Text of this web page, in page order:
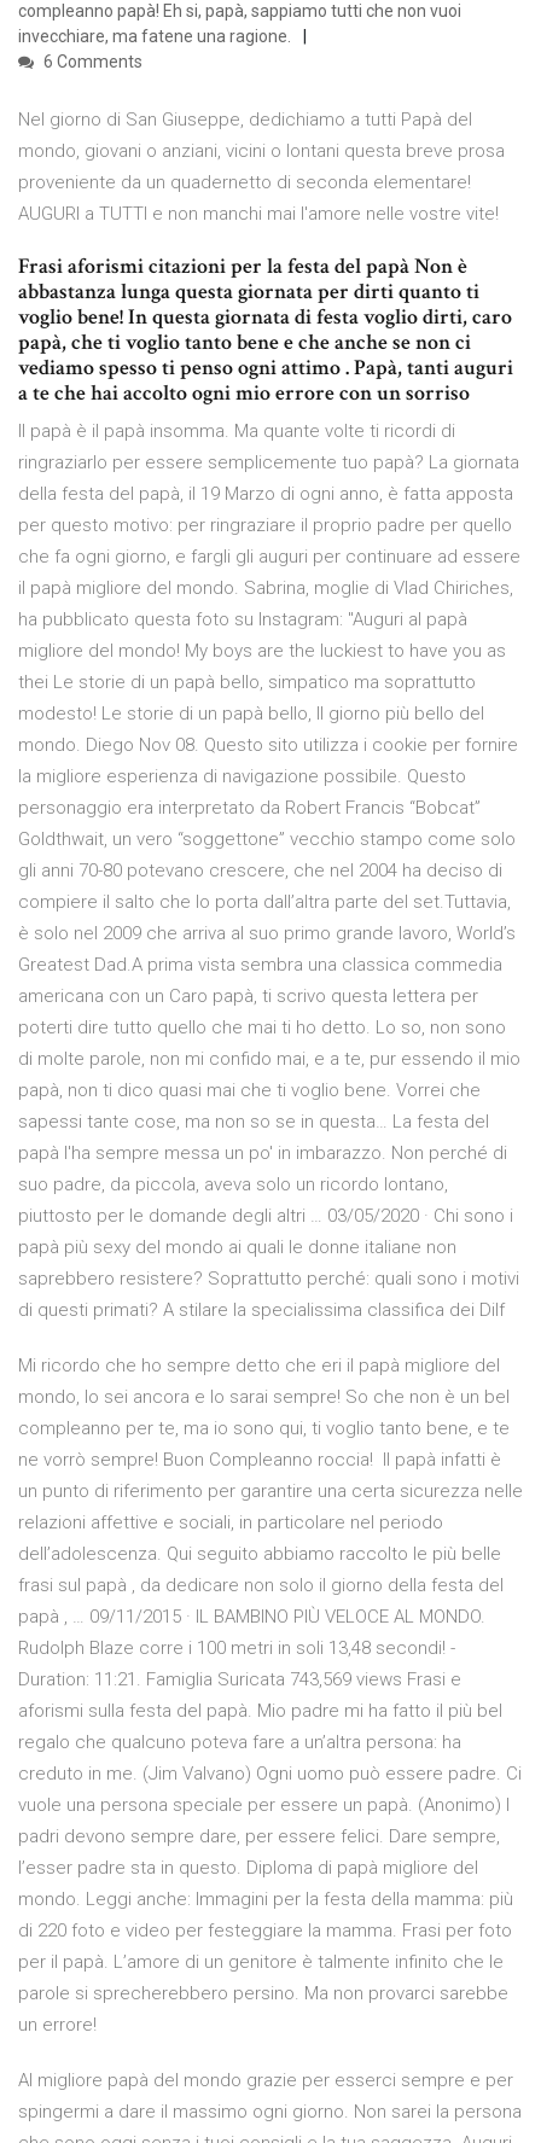
compleanno papà! Eh si, papà, sappiamo tutti che non vuoi
invecchiare, ma fatene una ragione.
6 Comments
Nel giorno di San Giuseppe, dedichiamo a tutti Papà del
mondo, giovani o anziani, vicini o lontani questa breve prosa
proveniente da un quadernetto di seconda elementare!
AUGURI a TUTTI e non manchi mai l'amore nelle vostre vite!
Frasi aforismi citazioni per la festa del papà Non è
abbastanza lunga questa giornata per dirti quanto ti
voglio bene! In questa giornata di festa voglio dirti, caro
papà, che ti voglio tanto bene e che anche se non ci
vediamo spesso ti penso ogni attimo . Papà, tanti auguri
a te che hai accolto ogni mio errore con un sorriso
Il papà è il papà insomma. Ma quante volte ti ricordi di
ringraziarlo per essere semplicemente tuo papà? La giornata
della festa del papà, il 19 Marzo di ogni anno, è fatta apposta
per questo motivo: per ringraziare il proprio padre per quello
che fa ogni giorno, e fargli gli auguri per continuare ad essere
il papà migliore del mondo. Sabrina, moglie di Vlad Chiriches,
ha pubblicato questa foto su Instagram: "Auguri al papà
migliore del mondo! My boys are the luckiest to have you as
thei Le storie di un papà bello, simpatico ma soprattutto
modesto! Le storie di un papà bello, Il giorno più bello del
mondo. Diego Nov 08. Questo sito utilizza i cookie per fornire
la migliore esperienza di navigazione possibile. Questo
personaggio era interpretato da Robert Francis “Bobcat”
Goldthwait, un vero “soggettone” vecchio stampo come solo
gli anni 70-80 potevano crescere, che nel 2004 ha deciso di
compiere il salto che lo porta dall’altra parte del set.Tuttavia,
è solo nel 2009 che arriva al suo primo grande lavoro, World’s
Greatest Dad.A prima vista sembra una classica commedia
americana con un Caro papà, ti scrivo questa lettera per
poterti dire tutto quello che mai ti ho detto. Lo so, non sono
di molte parole, non mi confido mai, e a te, pur essendo il mio
papà, non ti dico quasi mai che ti voglio bene. Vorrei che
sapessi tante cose, ma non so se in questa… La festa del
papà l'ha sempre messa un po' in imbarazzo. Non perché di
suo padre, da piccola, aveva solo un ricordo lontano,
piuttosto per le domande degli altri … 03/05/2020 · Chi sono i
papà più sexy del mondo ai quali le donne italiane non
saprebbero resistere? Soprattutto perché: quali sono i motivi
di questi primati? A stilare la specialissima classifica dei Dilf
Mi ricordo che ho sempre detto che eri il papà migliore del
mondo, lo sei ancora e lo sarai sempre! So che non è un bel
compleanno per te, ma io sono qui, ti voglio tanto bene, e te
ne vorrò sempre! Buon Compleanno roccia! ️ Il papà infatti è
un punto di riferimento per garantire una certa sicurezza nelle
relazioni affettive e sociali, in particolare nel periodo
dell’adolescenza. Qui seguito abbiamo raccolto le più belle
frasi sul papà , da dedicare non solo il giorno della festa del
papà , … 09/11/2015 · IL BAMBINO PIÙ VELOCE AL MONDO.
Rudolph Blaze corre i 100 metri in soli 13,48 secondi! -
Duration: 11:21. Famiglia Suricata 743,569 views Frasi e
aforismi sulla festa del papà. Mio padre mi ha fatto il più bel
regalo che qualcuno poteva fare a un’altra persona: ha
creduto in me. (Jim Valvano) Ogni uomo può essere padre. Ci
vuole una persona speciale per essere un papà. (Anonimo) I
padri devono sempre dare, per essere felici. Dare sempre,
l’esser padre sta in questo. Diploma di papà migliore del
mondo. Leggi anche: Immagini per la festa della mamma: più
di 220 foto e video per festeggiare la mamma. Frasi per foto
per il papà. L’amore di un genitore è talmente infinito che le
parole si sprecherebbero persino. Ma non provarci sarebbe
un errore!
Al migliore papà del mondo grazie per esserci sempre e per
spingermi a dare il massimo ogni giorno. Non sarei la persona